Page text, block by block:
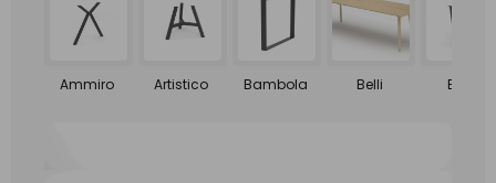
Ammiro Artistico Bambola Belli Bello